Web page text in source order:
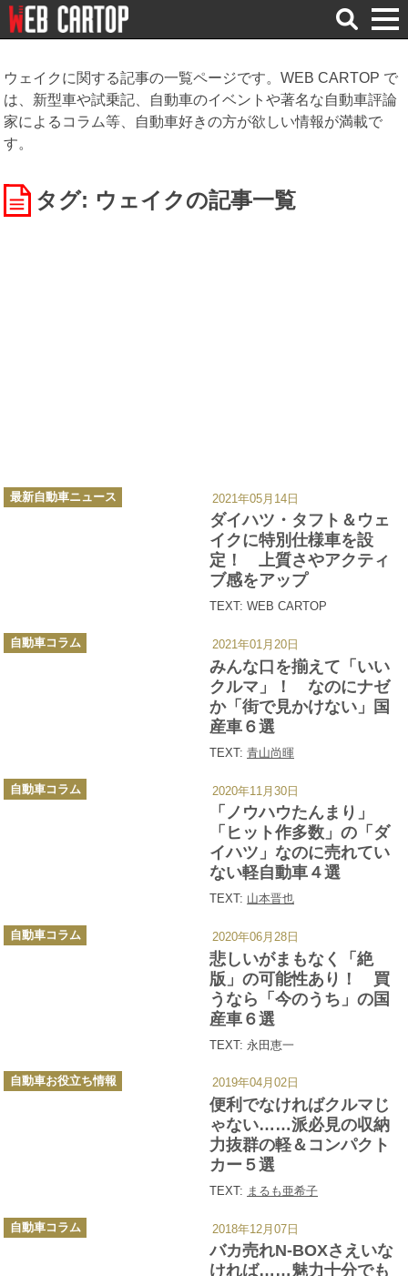
検
索
ウェイクに関する記事の一覧ページです。WEB CARTOP で
は、新型車や試乗記、自動車のイベントや著名な自動車評論
家によるコラム等、自動車好きの方が欲しい情報が満載で
す。
タグ: ウェイクの記事一覧
ダイハツ・タフト＆ウェ
イクに特別仕様車を設
定！ 上質さやアクティ
ブ感をアップ
TEXT: WEB CARTOP
カ
テ
最新自動車ニュース 2021年05月14日
みんな口を揃えて「いい
クルマ」！ なのにナゼ
か「街で見かけない」国
産車６選
TEXT: 青山尚暉
カ
テ
自動車コラム 2021年01月20日
「ノウハウたんまり」
「ヒット作多数」の「ダ
イハツ」なのに売れてい
ない軽自動車４選
TEXT: 山本晋也
カ
テ
自動車コラム 2020年11月30日
悲しいがまもなく「絶
版」の可能性あり！ 買
うなら「今のうち」の国
産車６選
TEXT: 永田恵一
カ
テ
自動車コラム 2020年06月28日
便利でなければクルマじ
ゃない……派必見の収納
力抜群の軽＆コンパクト
カー５選
TEXT: まるも亜希子
カ
テ
自動車お役立ち情報 2019年04月02日
バカ売れN-BOXさえいな
ければ……魅力十分でも
カ
テ
自動車コラム 2018年12月07日